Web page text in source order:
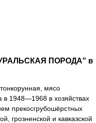
ПОРОДА" в
мясо
в 1948—1968 в хозяйствах
прекосгрубошёрстных
грозненской и кавказской